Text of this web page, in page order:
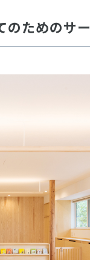
ためのサ